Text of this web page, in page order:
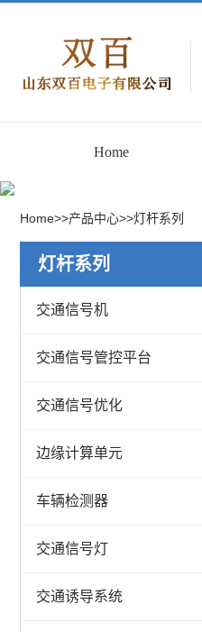
Home
Home>>产品中心>>灯杆系列
灯杆系列
交通信号机
交通信号管控平台
交通信号优化
边缘计算单元
车辆检测器
交通信号灯
交通诱导系统